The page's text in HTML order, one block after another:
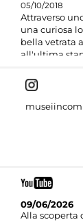
05/10/2018
Attraverso
una curiosa
bella vetrata
all'ultima
09/06/2026
Alla scoperta